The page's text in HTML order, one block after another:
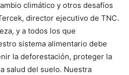
climático y otros desafíos
director ejecutivo de TNC.
y a todos los que
sistema alimentario debe
la deforestación, proteger la
salud del suelo. Nuestra